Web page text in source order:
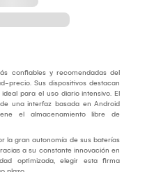
confiables y recomendadas del
precio. Sus dispositivos destacan
para el uso diario intensivo. El
una interfaz basada en Android
el almacenamiento libre de
la gran autonomía de sus baterías
a su constante innovación en
optimizada, elegir esta firma